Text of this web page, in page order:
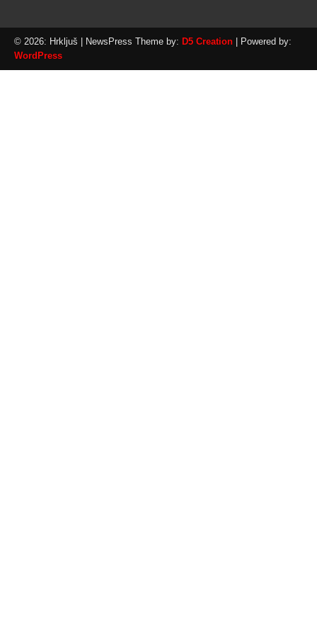
© 2026: Hrkljuš | NewsPress Theme by: D5 Creation | Powered by:
WordPress